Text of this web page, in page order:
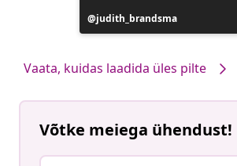
Postitus
avaldatud
judith_brandsma
Vaata, kuidas laadida üles pilte
Võtke meiega ühendust!